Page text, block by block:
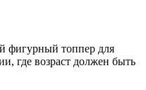
фигурный топпер для
где возраст должен быть